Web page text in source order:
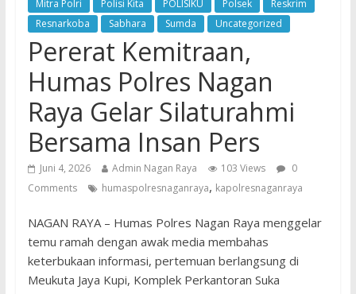
Mitra Polri
Polisi Kita POLISIKU Polsek
Reskrim
Resnarkoba
Sabhara Sumda Uncategorized
Pererat Kemitraan,
Humas Polres Nagan
Raya Gelar Silaturahmi
Bersama Insan Pers
Juni 4, 2026 Admin Nagan Raya 103 Views
0
Comments
humaspolresnaganraya, kapolresnaganraya
NAGAN RAYA – Humas Polres Nagan Raya menggelar
temu ramah dengan awak media membahas
keterbukaan informasi, pertemuan berlangsung di
Meukuta Jaya Kupi, Komplek Perkantoran Suka